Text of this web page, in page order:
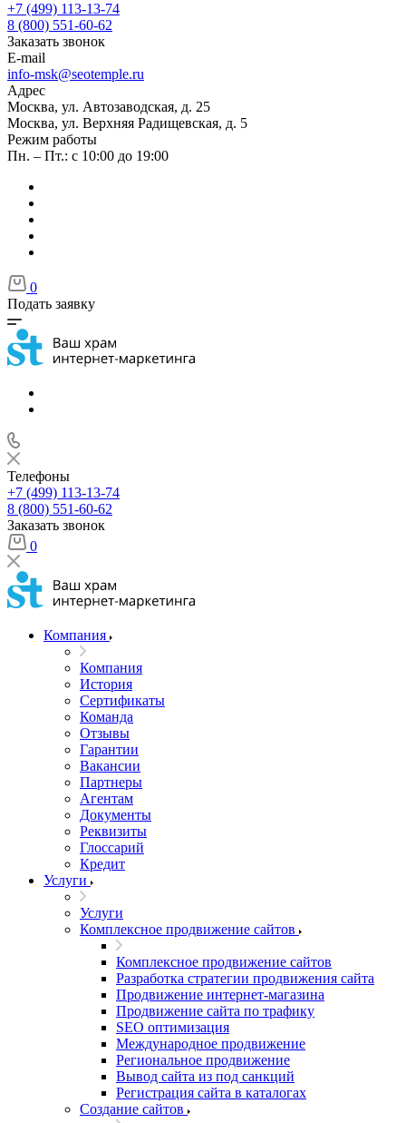
+7 (499) 113-13-74
8 (800) 551-60-62
Заказать звонок
E-mail
info-msk@seotemple.ru
Адрес
Москва, ул. Автозаводская, д. 25
Москва, ул. Верхняя Радищевская, д. 5
Режим работы
Пн. – Пт.: с 10:00 до 19:00
0
Подать заявку
Телефоны
+7 (499) 113-13-74
8 (800) 551-60-62
Заказать звонок
0
Компания
Компания
История
Сертификаты
Команда
Отзывы
Гарантии
Вакансии
Партнеры
Агентам
Документы
Реквизиты
Глоссарий
Кредит
Услуги
Услуги
Комплексное продвижение сайтов
Комплексное продвижение сайтов
Разработка стратегии продвижения сайта
Продвижение интернет-магазина
Продвижение сайта по трафику
SEO оптимизация
Международное продвижение
Региональное продвижение
Вывод сайта из под санкций
Регистрация сайта в каталогах
Создание сайтов